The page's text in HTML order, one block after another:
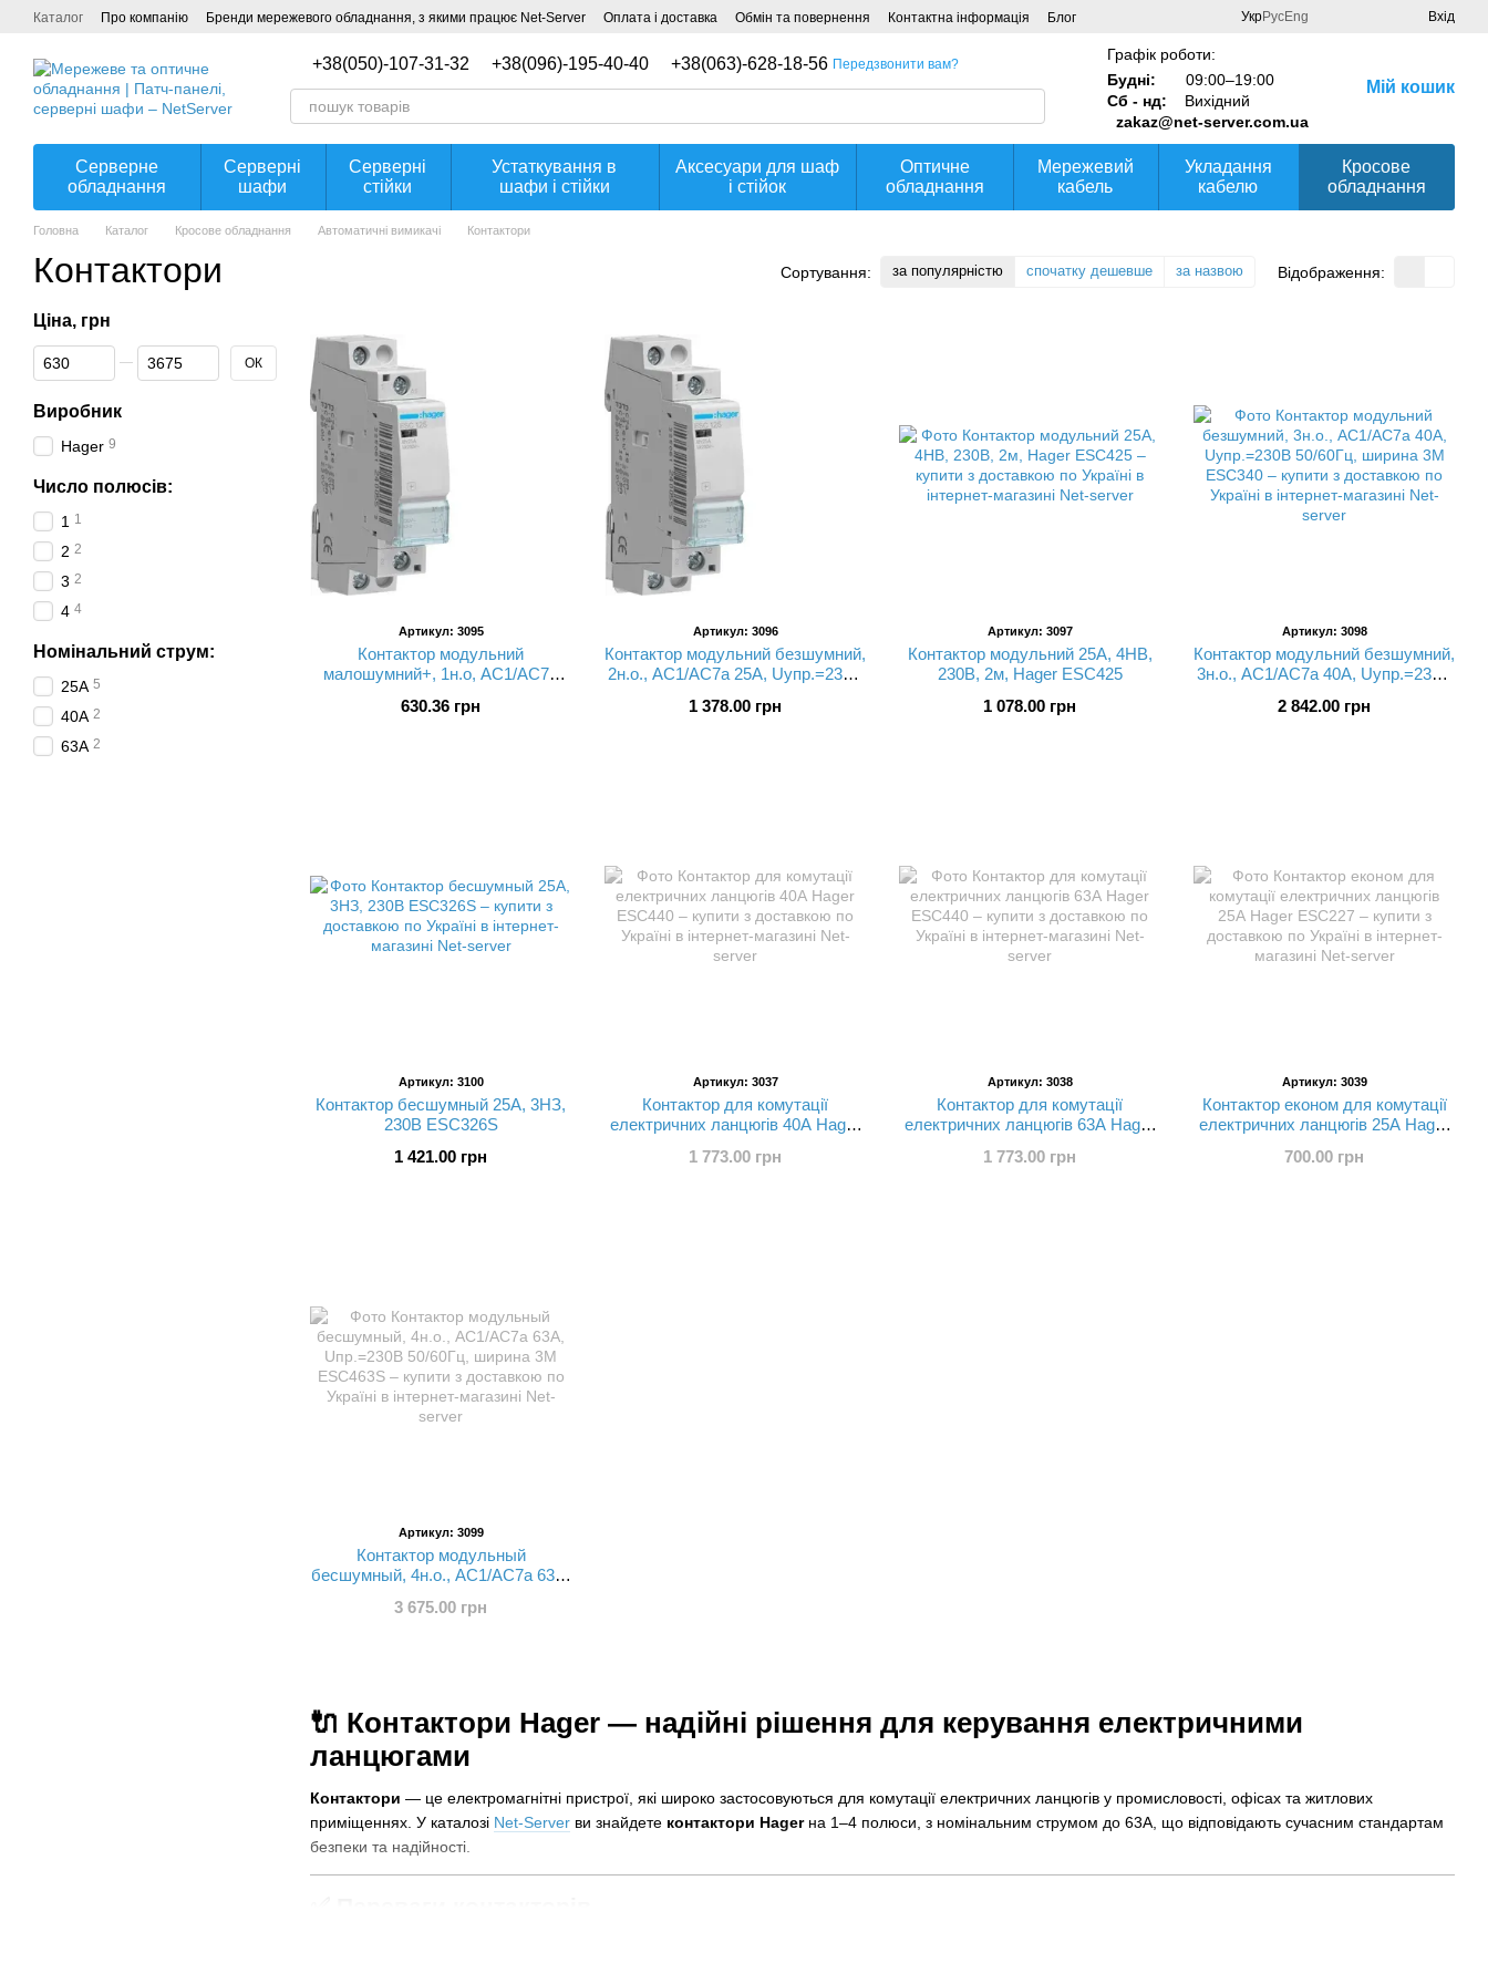
Перейти до основного контенту
Каталог Про компанію Бренди мережевого обладнання, з якими працює Net-Server Оплата і доставка Обмін та повернення Контактна інформація
Блог
УкрРусEng Вхід
+38(050)-107-31-32 +38(096)-195-40-40 +38(063)-628-18-56 Передзвонити вам?
Графік роботи:
Будні:
09:00–19:00
Сб - нд:
Вихідний
zakaz@net-server.com.ua
Мій кошик
Серверне
обладнання
Серверні
шафи
Серверні
стійки
Устаткування в
шафи і стійки
Аксесуари для шаф
і стійок
Оптичне
обладнання
Мережевий
кабель
Укладання
кабелю
Кросове
обладнання
Головна Каталог Кросове обладнання Автоматичні вимикачі Контактори
Контактори Сортування: за популярністю спочатку дешевше за назвою Відображення:
🔌 Контактори Hager — надійні рішення для керування електричними
ланцюгами
Контактори — це електромагнітні пристрої, які широко застосовуються для комутації електричних ланцюгів у промисловості, офісах та житлових
приміщеннях. У каталозі Net-Server ви знайдете контактори Hagerна 1–4 полюси, з номінальним струмом до 63А, що відповідають сучасним стандартам
безпеки та надійності.
Артикул: 3095
Контактор модульний
малошумний+, 1н.о, AC1/AC7a
контакту немає) ширина 1М
630.36 грн
Артикул: 3096
Контактор модульний безшумний,
2н.о., AC1/AC7a 25A, Uупр.=230В
ширина 1М ESC225S
1 378.00 грн
Артикул: 3097
Контактор модульний 25A, 4НВ,
230В, 2м, Hager ESC425
1 078.00 грн
Артикул: 3098
Контактор модульний безшумний,
3н.о., AC1/AC7a 40A, Uупр.=230В
2 842.00 грн
Артикул: 3100
Контактор бесшумный 25A, 3НЗ,
230В ESC326S
1 421.00 грн
Артикул: 3037
Контактор для комутації
електричних ланцюгів 40А Hager
1 773.00 грн
Артикул: 3038
Контактор для комутації
електричних ланцюгів 63А Hager
1 773.00 грн
Артикул: 3039
Контактор економ для комутації
електричних ланцюгів 25А Hager
700.00 грн
Артикул: 3099
Контактор модульный
бесшумный, 4н.о., AC1/AC7a 63A,
ESC463S
3 675.00 грн
Ціна, грн
Від Ціна, грн
До Ціна, грн ОК
Виробник
Hager 9
Число полюсів:
1 1
2 2
3 2
4 4
Номінальний струм:
25A 5
40A 2
63А 2